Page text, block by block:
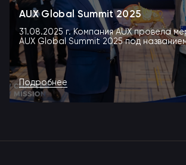
AUX Global Summit 2025
31.08.2025 г. Компания AUX провела
AUX Global Summit 2025 под
но...
Подробнее